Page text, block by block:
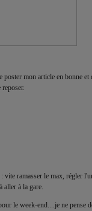
poster mon article en bonne
vite ramasser le max, régler
aller à la gare.
le week-end....je ne pense